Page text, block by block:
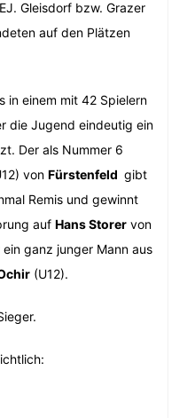
Gleisdorf bzw. Grazer
auf den Plätzen
in einem mit 42 Spielern
die Jugend eindeutig ein
Der als Nummer 6
von Fürstenfeld gibt
Remis und gewinnt
auf Hans Storer von
ganz junger Mann aus
(U12).